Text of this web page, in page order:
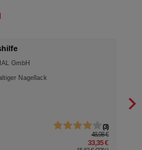
GmbH
Nagellack
3
48,98 €
33,35 €